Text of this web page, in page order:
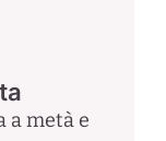
a metà e